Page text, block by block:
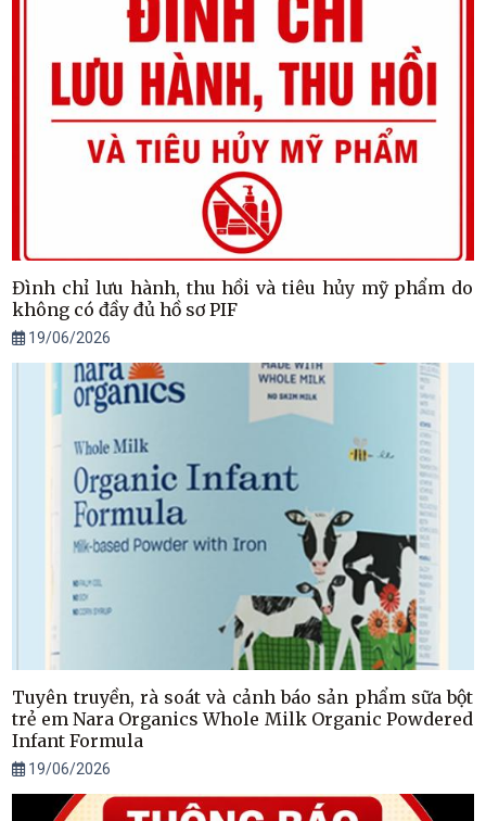
Đình chỉ lưu hành, thu hồi và tiêu hủy mỹ phẩm do
không có đầy đủ hồ sơ PIF
19/06/2026
Tuyên truyền, rà soát và cảnh báo sản phẩm sữa bột
trẻ em Nara Organics Whole Milk Organic Powdered
Infant Formula
19/06/2026